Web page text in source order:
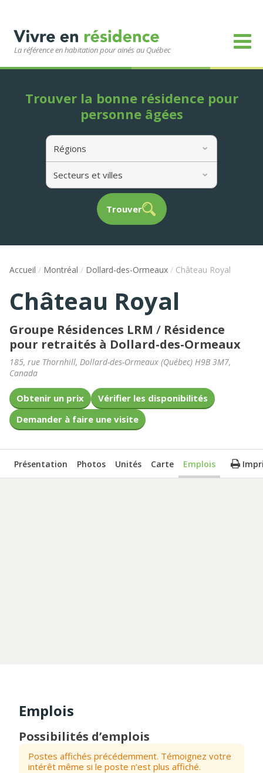
La référence en habitation pour ainés au Québec
Régions
Secteurs et villes
Trouver
Trouver la bonne résidence pour
personne âgées
Accueil / Montréal / Dollard-des-Ormeaux / Château Royal
Château Royal
Groupe Résidences LRM / Résidence
pour retraités à Dollard-des-Ormeaux
185, rue Thornhill, Dollard-des-Ormeaux (Québec) H9B 3M7,
Canada
Obtenir un prix
Vérifier les disponibilités
Demander à faire une visite
Présentation Photos Unités Carte Emplois
Emplois
Possibilités d’emplois
Postes affichés précédemment. Témoignez votre
intérêt même si le poste n’est plus affiché.